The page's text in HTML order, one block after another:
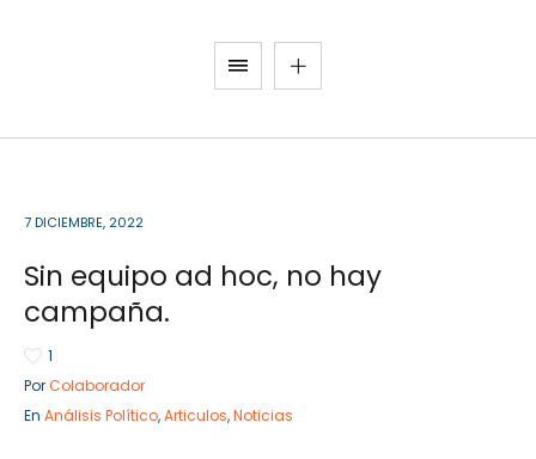
Sector Público
7 DICIEMBRE, 2022
Sin equipo ad hoc, no hay
campaña.
1
Por Colaborador
En Análisis Político,Articulos,Noticias